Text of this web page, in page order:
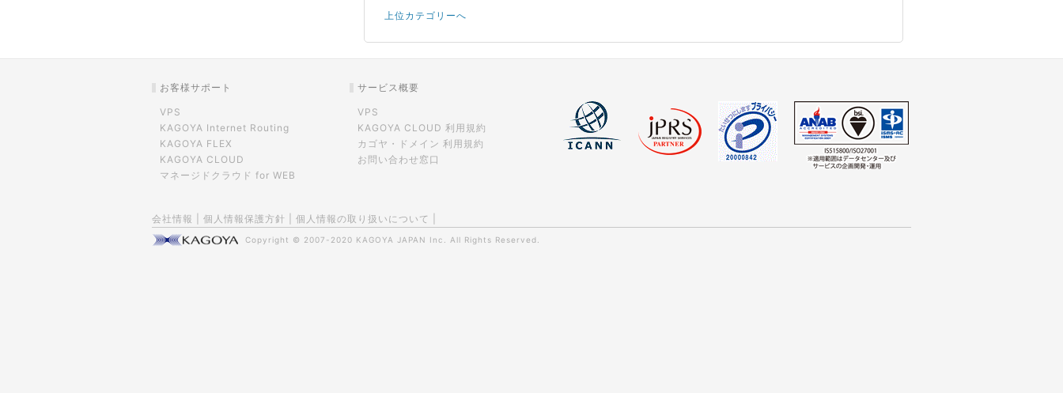
上位カテゴリーへ
お客様サポート
VPS
KAGOYA Internet Routing
KAGOYA FLEX
KAGOYA CLOUD
マネージドクラウド for WEB
サービス概要
VPS
KAGOYA CLOUD 利用規約
カゴヤ・ドメイン 利用規約
お問い合わせ窓口
会社情報 個人情報保護方針 個人情報の取り扱いについて
Copyright © 2007-2020 KAGOYA JAPAN Inc. All Rights Reserved.